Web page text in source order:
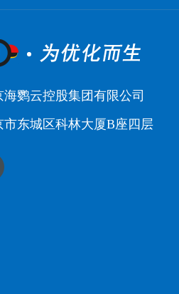
鹦云控股集团有限公司
市东城区科林大厦B座四层